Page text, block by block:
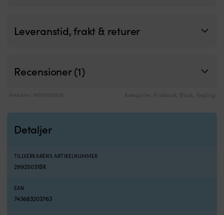
Leveranstid, frakt & returer
Recensioner (1)
Artikelnr: M501019336 Kategorier: Fiolblock Block Segling
Detaljer
TILLVERKARENS ARTIKELNUMMER
29925031BK
EAN
743683203763